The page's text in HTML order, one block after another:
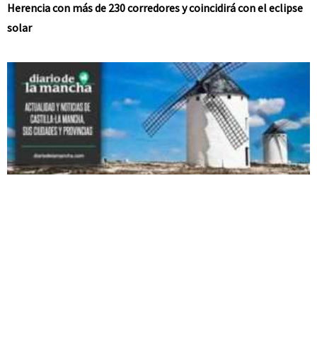
Herencia con más de 230 corredores y coincidirá con el eclipse
solar